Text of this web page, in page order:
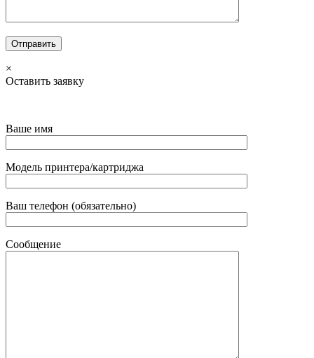
×
Оставить заявку
Ваше имя
Модель принтера/картриджа
Ваш телефон (обязательно)
Сообщение